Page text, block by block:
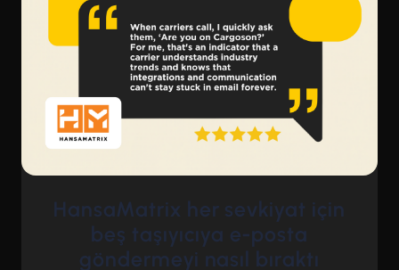
HansaMatrix her sevkiyat için
beş taşıyıcıya e-posta
göndermeyi nasıl bıraktı